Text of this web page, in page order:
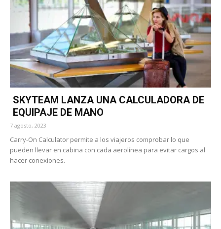
SKYTEAM LANZA UNA CALCULADORA DE
EQUIPAJE DE MANO
7 agosto, 2023
Carry-On Calculator permite a los viajeros comprobar lo que
pueden llevar en cabina con cada aerolínea para evitar cargos al
hacer conexiones.